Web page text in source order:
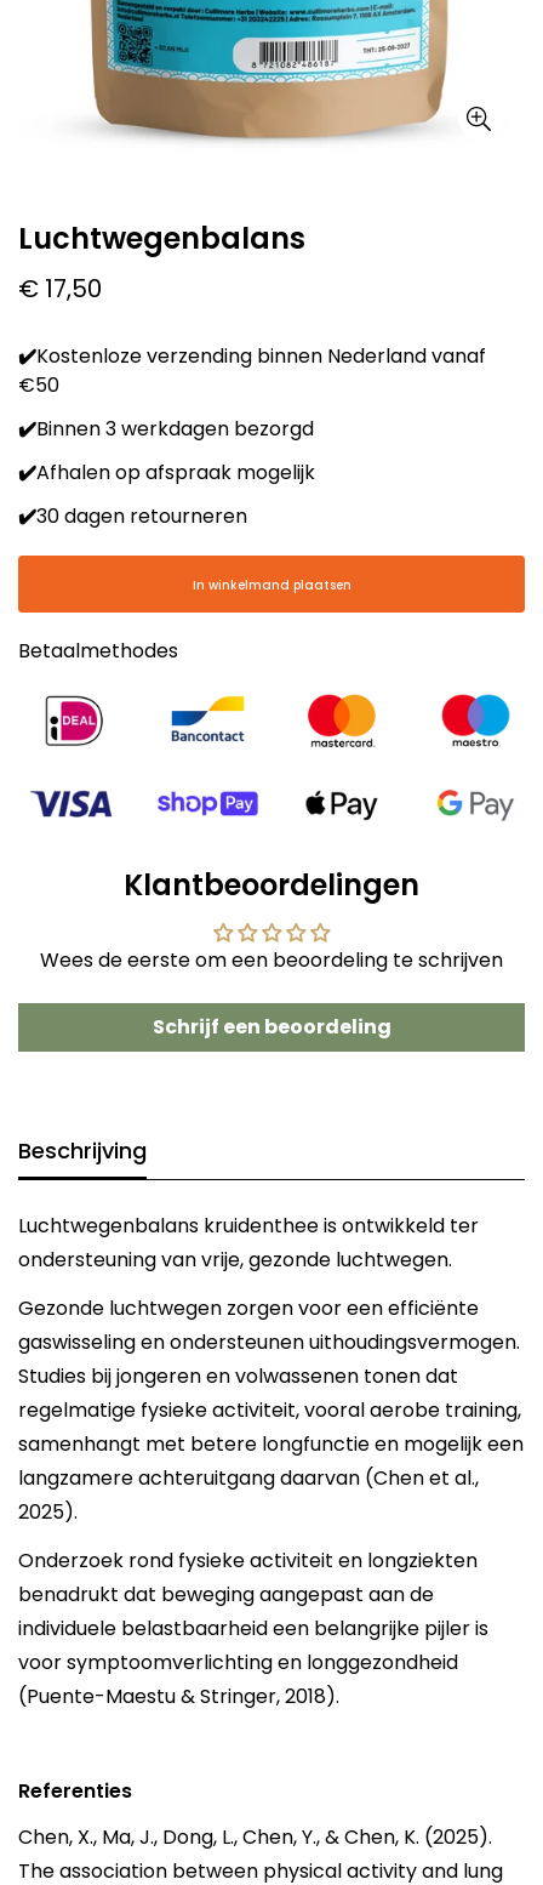
Luchtwegenbalans
Normale
€ 17,50
✔️Kostenloze verzending binnen Nederland vanaf
€50
✔️Binnen 3 werkdagen bezorgd
✔️Afhalen op afspraak mogelijk
✔️30 dagen retourneren
In winkelmand plaatsen
Betaalmethodes
Klantbeoordelingen
Wees de eerste om een beoordeling te schrijven
Schrijf een beoordeling
Beschrijving
Luchtwegenbalans kruidenthee is ontwikkeld ter
ondersteuning van vrije, gezonde luchtwegen.
Gezonde luchtwegen zorgen voor een efficiënte
gaswisseling en ondersteunen uithoudingsvermogen.
Studies bij jongeren en volwassenen tonen dat
regelmatige fysieke activiteit, vooral aerobe training,
samenhangt met betere longfunctie en mogelijk een
langzamere achteruitgang daarvan (Chen et al.,
2025).
Onderzoek rond fysieke activiteit en longziekten
benadrukt dat beweging aangepast aan de
individuele belastbaarheid een belangrijke pijler is
voor symptoomverlichting en longgezondheid
(Puente-Maestu & Stringer, 2018).
Referenties
Chen, X., Ma, J., Dong, L., Chen, Y., & Chen, K. (2025).
The association between physical activity and lung